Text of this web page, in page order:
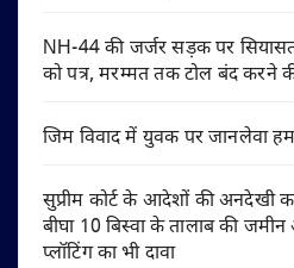
NH-44 की जर्जर सड़क पर
को पत्र, मरम्मत तक टोल बंद करने
जिम विवाद में युवक पर जानलेवा
सुप्रीम कोर्ट के आदेशों की अनदेखी
बीघा 10 बिस्वा के तालाब की
प्लॉटिंग का भी दावा